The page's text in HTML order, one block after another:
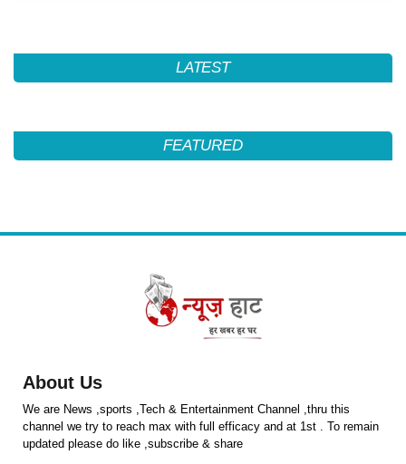
LATEST
FEATURED
About Us
We are News ,sports ,Tech & Entertainment Channel ,thru this
channel we try to reach max with full efficacy and at 1st . To remain
updated please do like ,subscribe & share